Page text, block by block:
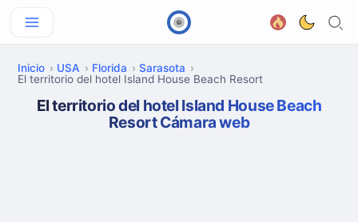
Inicio USA Florida
Sarasota
El territorio del hotel Island House Beach Resort
El territorio del hotel Island House Beach
Resort Cámara web